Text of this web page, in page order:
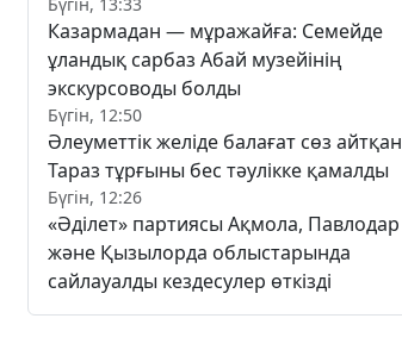
Казармадан — мұражайға: Семейде
ұландық сарбаз Абай музейінің
экскурсоводы болды
Бүгін, 12:50
Әлеуметтік желіде балағат сөз айтқан
Тараз тұрғыны бес тәулікке қамалды
Бүгін, 12:26
«Әділет» партиясы Ақмола, Павлодар
және Қызылорда облыстарында
сайлауалды кездесулер өткізді